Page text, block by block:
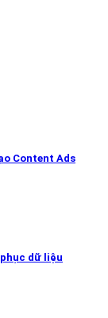
Content Ads
dữ liệu